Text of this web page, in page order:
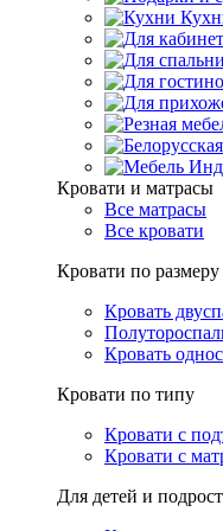
Кровати и матрасы
Все матрасы
Все кровати
Кровати по размеру
Кровать
Кровать
Кровати по типу
Кровати с
Кровати с
Для детей и